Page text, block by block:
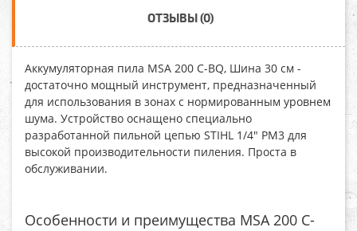
ОТЗЫВЫ (0)
Аккумуляторная пила MSA 200 C-BQ, Шина 30 см -
достаточно мощный инструмент, предназначенный
для использования в зонах с нормированным уровнем
шума. Устройство оснащено специально
разработанной пильной цепью STIHL 1/4" PM3 для
высокой производительности пиления. Проста в
обслуживании.
Особенности и преимущества MSA 200 C-